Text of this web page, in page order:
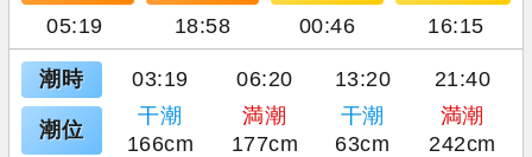
05:19 18:58 00:46 16:15
潮時 03:19 06:20 13:20 21:40
潮位
干潮 満潮 干潮
満潮
166cm
177cm 63cm 242cm